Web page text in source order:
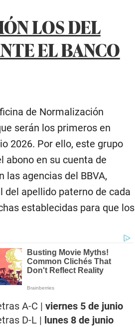
LOS DEL
EL BANCO
de Normalización
serán los primeros en
2026. Por ello, este grupo
abono en su cuenta de
las agencias del BBVA,
del apellido paterno de cada
establecidas para que los
A-C | viernes 5 de junio
D-L | lunes 8 de junio